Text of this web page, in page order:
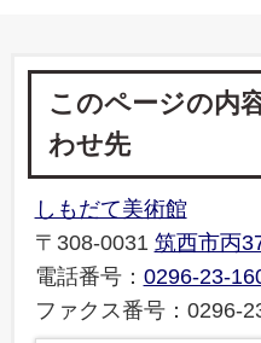
このページの内
わせ先
しもだて美術館
〒308-0031 筑西市丙
電話番号： 0296-23-
ファクス番号：0296-